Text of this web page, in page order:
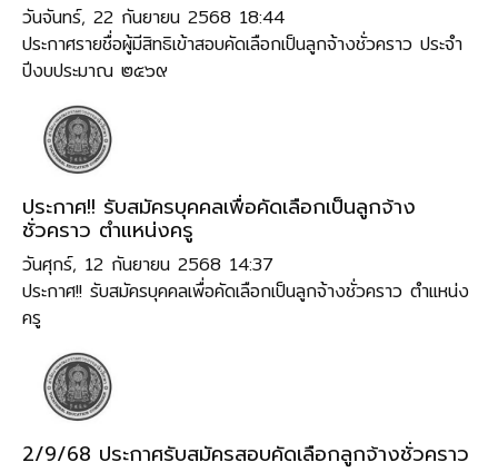
วันจันทร์, 22 กันยายน 2568 18:44
ประกาศรายชื่อผู้มีสิทธิเข้าสอบคัดเลือกเป็นลูกจ้างชั่วคราว ประจำ
ปีงบประมาณ ๒๕๖๙
ประกาศ!! รับสมัครบุคคลเพื่อคัดเลือกเป็นลูกจ้าง
ชั่วคราว ตำแหน่งครู
วันศุกร์, 12 กันยายน 2568 14:37
ประกาศ!! รับสมัครบุคคลเพื่อคัดเลือกเป็นลูกจ้างชั่วคราว ตำแหน่ง
ครู
2/9/68 ประกาศรับสมัครสอบคัดเลือกลูกจ้างชั่วคราว